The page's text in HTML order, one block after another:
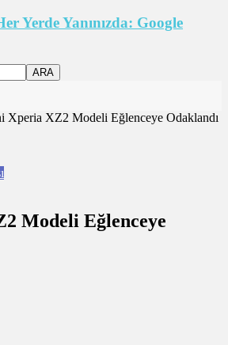
Yerde Yanınızda: Google
Xperia XZ2 Modeli Eğlenceye Odaklandı
Modeli Eğlenceye